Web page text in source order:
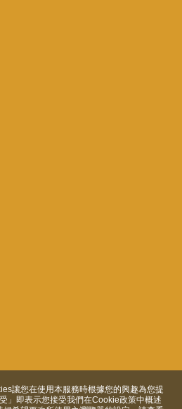
讓您在使用本服務時根據您的興趣為您提
」即表示您接受我們在Cookie政策中概述